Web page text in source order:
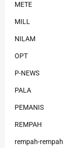
METE
MILL
NILAM
OPT
P-NEWS
PALA
PEMANIS
REMPAH
rempah-rempah